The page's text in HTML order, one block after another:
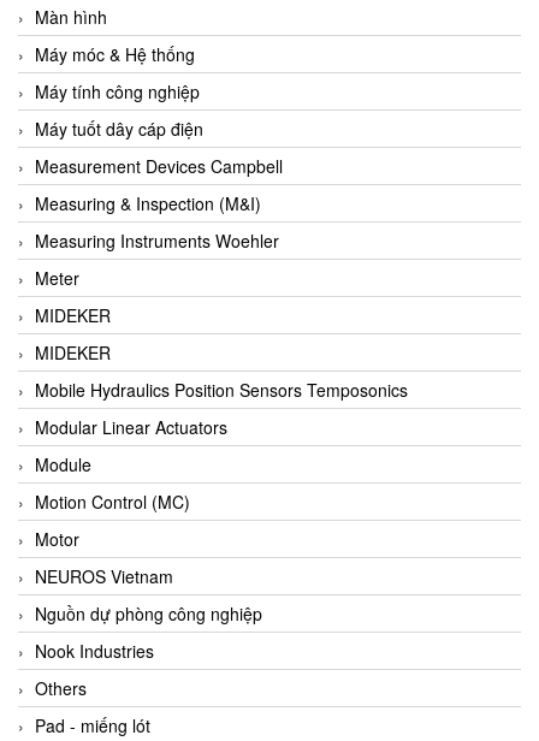
Bahr Modultechnik Vietnam
Balluff
BamBo Vietnam
Barel Vietnam
Barksdale
Bartec
Basco
Baumer
Baumuller Vietnam
Baykee
BBC Bircher Smart Access
BCS ITALY
BEA SENSORS
Beacon Extender
Beckhoff
Bedook
Bei Sensor
Beijer
Beinlich-pumps
Beka
Màn hình
Máy móc & Hệ thống
Máy tính công nghiệp
Máy tuốt dây cáp điện
Measurement Devices Campbell
Measuring & Inspection (M&I)
Measuring Instruments Woehler
Meter
MIDEKER
MIDEKER
Mobile Hydraulics Position Sensors Temposonics
Modular Linear Actuators
Module
Motion Control (MC)
Motor
NEUROS Vietnam
Nguồn dự phòng công nghiệp
Nook Industries
Others
Pad - miếng lót